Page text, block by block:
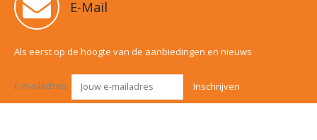
E-Mail
Als eerst op de hoogte van de aanbiedingen en nieuws
E-mailadres: